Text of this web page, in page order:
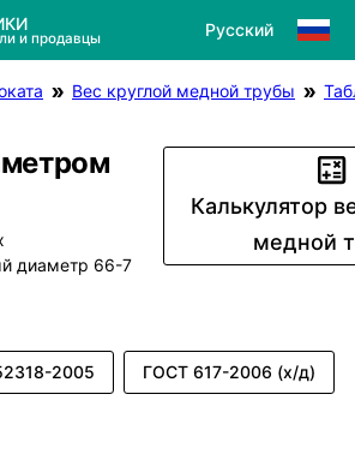
и продавцы Русский
Вес круглой медной трубы
диаметр 66-7
Калькулятор
медной
2005 ГОСТ 617-2006 (х/д)